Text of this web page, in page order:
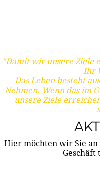
"Damit wir unsere Ziele
Ihr
Das Leben besteht
Nehmen. Wenn das im
unsere Ziele
Hier möchten wir Sie
Geschäft